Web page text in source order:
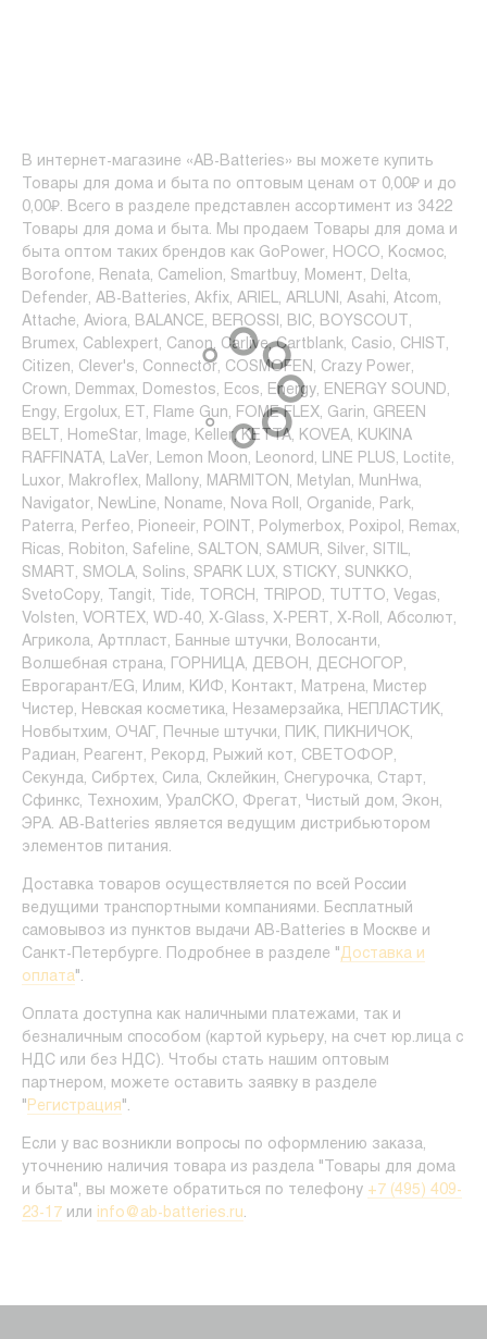
В интернет-магазине «AB-Batteries» вы можете купить
Товары для дома и быта по оптовым ценам от 0,00₽ и до
0,00₽. Всего в разделе представлен ассортимент из 3422
Товары для дома и быта. Мы продаем Товары для дома и
быта оптом таких брендов как GoPower, HOCO, Космос,
Borofone, Renata, Camelion, Smartbuy, Момент, Delta,
Defender, AB-Batteries, Akfix, ARIEL, ARLUNI, Asahi, Atcom,
Attache, Aviora, BALANCE, BEROSSI, BIC, BOYSCOUT,
Brumex, Cablexpert, Canon, Carlive, Cartblank, Casio, CHIST,
Citizen, Clever's, Connector, COSMOFEN, Crazy Power,
Crown, Demmax, Domestos, Ecos, Energy, ENERGY SOUND,
Engy, Ergolux, ET, Flame Gun, FOME FLEX, Garin, GREEN
BELT, HomeStar, Image, Keller, KETTA, KOVEA, KUKINA
RAFFINATA, LaVer, Lemon Moon, Leonord, LINE PLUS, Loctite,
Luxor, Makroflex, Mallony, MARMITON, Metylan, MunHwa,
Navigator, NewLine, Noname, Nova Roll, Organide, Park,
Paterra, Perfeo, Pioneeir, POINT, Polymerbox, Poxipol, Remax,
Ricas, Robiton, Safeline, SALTON, SAMUR, Silver, SITIL,
SMART, SMOLA, Solins, SPARK LUX, STICKY, SUNKKO,
SvetoCopy, Tangit, Tide, TORCH, TRIPOD, TUTTO, Vegas,
Volsten, VORTEX, WD-40, X-Glass, X-PERT, X-Roll, Абсолют,
Агрикола, Артпласт, Банные штучки, Волосанти,
Волшебная страна, ГОРНИЦА, ДЕВОН, ДЕСНОГОР,
Еврогарант/EG, Илим, КИФ, Контакт, Матрена, Мистер
Чистер, Невская косметика, Незамерзайка, НЕПЛАСТИК,
Новбытхим, ОЧАГ, Печные штучки, ПИК, ПИКНИЧОК,
Радиан, Реагент, Рекорд, Рыжий кот, СВЕТОФОР,
Секунда, Сибртех, Сила, Склейкин, Снегурочка, Старт,
Сфинкс, Технохим, УралСКО, Фрегат, Чистый дом, Экон,
ЭРА. AB-Batteries является ведущим дистрибьютором
элементов питания.
Доставка товаров осуществляется по всей России
ведущими транспортными компаниями. Бесплатный
самовывоз из пунктов выдачи AB-Batteries в Москве и
Санкт-Петербурге. Подробнее в разделе "Доставка и
оплата".
Оплата доступна как наличными платежами, так и
безналичным способом (картой курьеру, на счет юр.лица с
НДС или без НДС). Чтобы стать нашим оптовым
партнером, можете оставить заявку в разделе
" Регистрация".
Если у вас возникли вопросы по оформлению заказа,
уточнению наличия товара из раздела "Товары для дома
и быта", вы можете обратиться по телефону +7 (495) 409-
23-17 или info@ab-batteries.ru.